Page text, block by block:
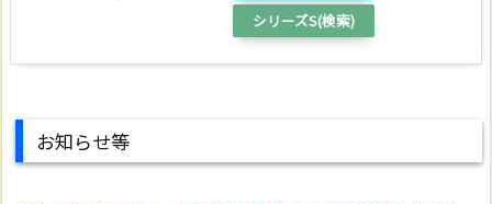
シリーズS(検索)
お知らせ等